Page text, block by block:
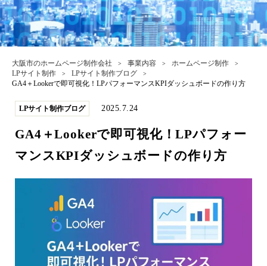
大阪市のホームページ制作会社 事業内容
ホームページ制作
LPサイト制作
LPサイト制作ブログ
GA4＋Lookerで即可視化！LPパフォーマンスKPIダッシュボードの作り方
LPサイト制作ブログ 2025.7.24
GA4＋Lookerで即可視化！LPパフォー
マンスKPIダッシュボードの作り方